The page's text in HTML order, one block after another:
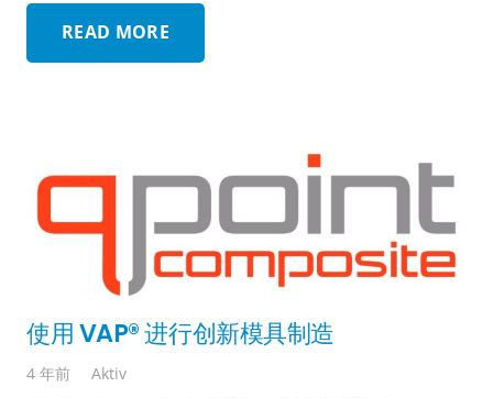
READ MORE
使用 VAP® 进行创新模具制造
4 年前 Aktiv